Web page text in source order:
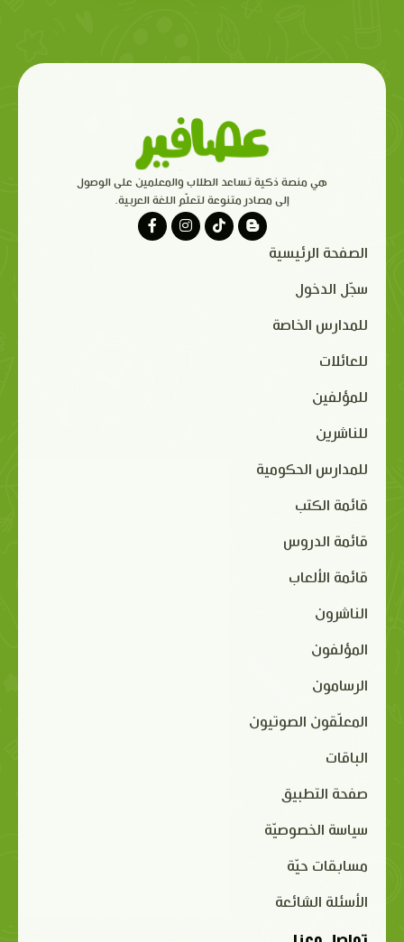
هي منصة ذكية تساعد الطلاب والمعلمين على الوصول
إلى مصادر متنوعة لتعلّم اللغة العربية.
الصفحة الرئيسية
سجّل الدخول
للمدارس الخاصة
للعائلات
للمؤلفين
للناشرين
للمدارس الحكومية
قائمة الكتب
قائمة الدروس
قائمة الألعاب
الناشرون
المؤلفون
الرسامون
المعلّقون الصوتيون
الباقات
صفحة التطبيق
سياسة الخصوصيّة
مسابقات حيّة
الأسئلة الشائعة